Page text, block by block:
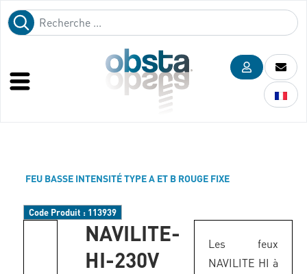
FEU BASSE INTENSITÉ TYPE A ET B ROUGE FIXE
Code Produit : 113939
NAVILITE-
HI-230V
Les feux
NAVILITE HI à